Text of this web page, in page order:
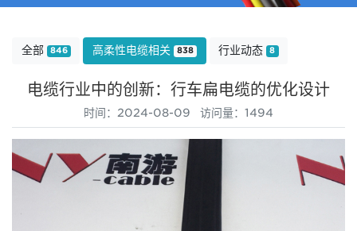
全部 846 高柔性电缆相关 838 行业动态 8
电缆行业中的创新：行车扁电缆的优化设计
时间：2024-08-09 访问量：1494